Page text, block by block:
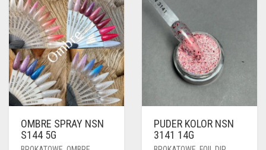
OMBRE SPRAY NSN
S144 5G
PUDER KOLOR NSN
3141 14G